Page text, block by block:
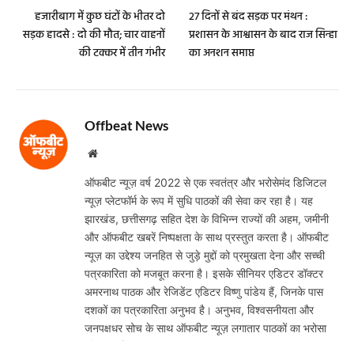
हजारीबाग में कुछ घंटों के भीतर दो
सड़क हादसे : दो की मौत; चार वाहनों
की टक्कर में तीन गंभीर
27 दिनों से बंद सड़क पर मंथन :
प्रशासन के आश्वासन के बाद राज सिन्हा
का अनशन समाप्त
Offbeat News
Website
ऑफबीट न्यूज़ वर्ष 2022 से एक स्वतंत्र और भरोसेमंद डिजिटल
न्यूज़ प्लेटफॉर्म के रूप में सुधि पाठकों की सेवा कर रहा है। यह
झारखंड, छत्तीसगढ़ सहित देश के विभिन्न राज्यों की अहम, जमीनी
और ऑफबीट खबरें निष्पक्षता के साथ प्रस्तुत करता है। ऑफबीट
न्यूज़ का उद्देश्य जनहित से जुड़े मुद्दों को प्रमुखता देना और सच्ची
पत्रकारिता को मजबूत करना है। इसके सीनियर एडिटर डॉक्टर
अमरनाथ पाठक और रेजिडेंट एडिटर विष्णु पांडेय हैं, जिनके पास
दशकों का पत्रकारिता अनुभव है। अनुभव, विश्वसनीयता और
जनपक्षधर सोच के साथ ऑफबीट न्यूज़ लगातार पाठकों का भरोसा